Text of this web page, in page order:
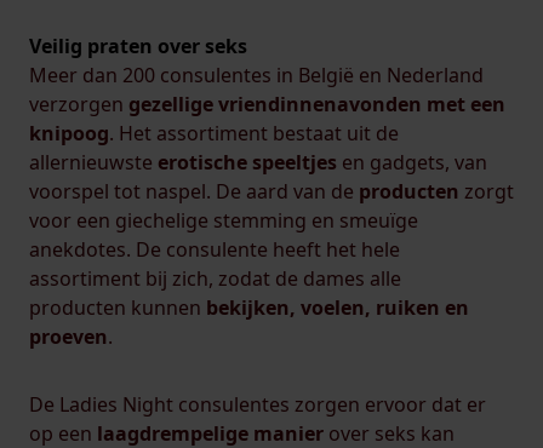
Veilig praten over seks
Meer dan 200 consulentes in België en Nederland
verzorgen gezellige vriendinnenavonden met een
knipoog. Het assortiment bestaat uit de
allernieuwste erotische speeltjes en gadgets, van
voorspel tot naspel. De aard van de producten zorgt
voor een giechelige stemming en smeuïge
anekdotes. De consulente heeft het hele
assortiment bij zich, zodat de dames alle
producten kunnen bekijken, voelen, ruiken en
proeven.
De Ladies Night consulentes zorgen ervoor dat er
op een laagdrempelige manier over seks kan